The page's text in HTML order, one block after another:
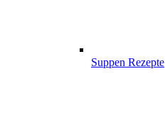
Suppen Rezepte